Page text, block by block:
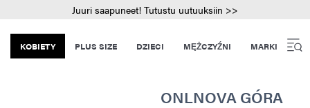
Juuri saapuneet! Tutustu uutuuksiin >>
KOBIETY PLUS SIZE DZIECI MĘŻCZYŹNI MARKI
ONLNOVA GÓRA